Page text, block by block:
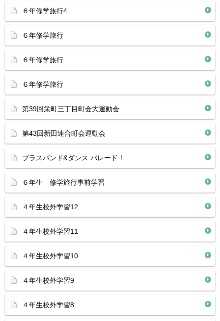
６年修学旅行4
６年修学旅行
６年修学旅行
６年修学旅行
第39回栄町三丁目町会大運動会
第43回新田連合町会運動会
ブラスバンド&ダンス パレード！
６年生 修学旅行事前学習
４年生校外学習12
４年生校外学習11
４年生校外学習10
４年生校外学習9
４年生校外学習8